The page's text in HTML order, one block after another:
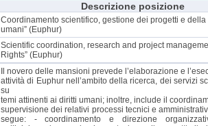
Descrizione posizione
Coordinamento scientifico, gestione dei progetti e
umani” (Euphur)
Scientific coordination, research and project
Rights” (Euphur)
Il novero delle mansioni prevede l’elaborazione e
attività di Euphur nell’ambito della ricerca, dei servizi
su
temi attinenti ai diritti umani; inoltre, include il
supervisione dei relativi processi tecnici e
segue: - coordinamento e direzione